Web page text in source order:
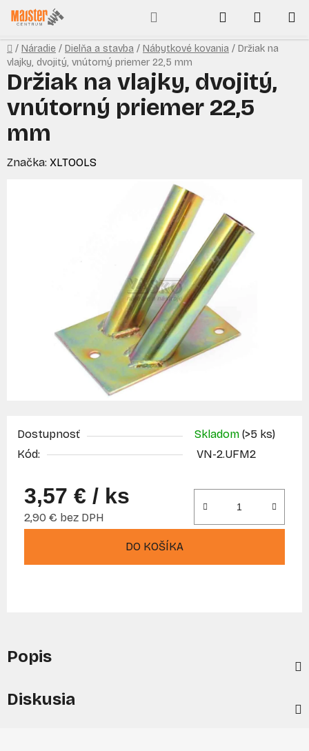
Prejsť
na
obsah
Hľadať
KOŠÍK
Domov
/ Náradie / Dielňa a stavba / Nábytkové kovania / Držiak na
vlajky, dvojitý, vnútorný priemer 22,5 mm
Dostupnosť Skladom (>5 ks)
Kód:
VN-2.UFM2
3,57 € / ks
2,90 € bez DPH
DO KOŠÍKA
Držiak na vlajky, dvojitý,
vnútorný priemer 22,5
mm
Značka: XLTOOLS
Popis
Diskusia